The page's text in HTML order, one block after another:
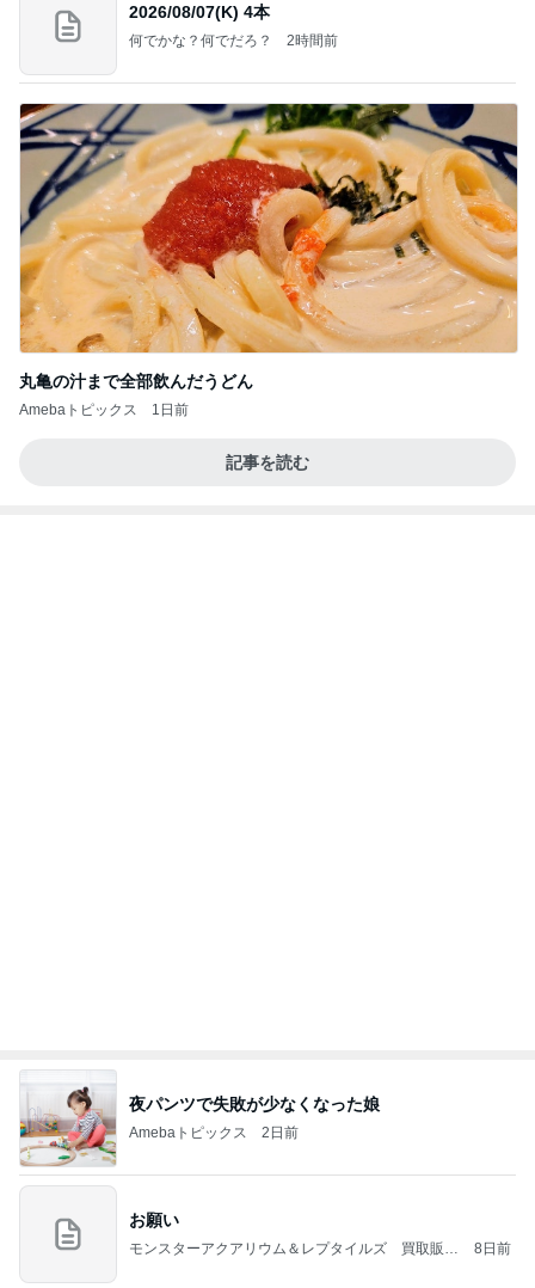
2026/08/07(K) 4本
何でかな？何でだろ？ 2時間前
丸亀の汁まで全部飲んだうどん
Amebaトピックス 1日前
記事を読む
夜パンツで失敗が少なくなった娘
Amebaトピックス 2日前
お願い
モンスターアクアリウム＆レプタイルズ 買取販売
8日前